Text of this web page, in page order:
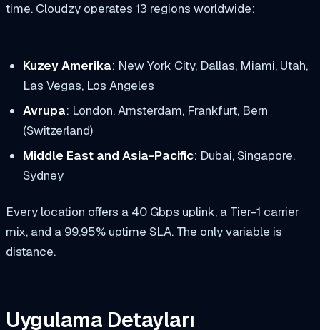
time. Cloudzy operates 13 regions worldwide:
Kuzey Amerika: New York City, Dallas, Miami, Utah,
Las Vegas, Los Angeles
Avrupa: London, Amsterdam, Frankfurt, Bern
(Switzerland)
Middle East and Asia-Pacific: Dubai, Singapore,
Sydney
Every location offers a 40 Gbps uplink, a Tier-1 carrier
mix, and a 99.95% uptime SLA. The only variable is
distance.
Uygulama Detayları